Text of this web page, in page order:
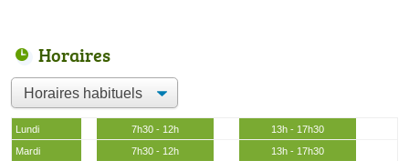
Horaires
Lundi 7h30 - 12h
13h - 17h30
Mardi
7h30 - 12h
13h - 17h30